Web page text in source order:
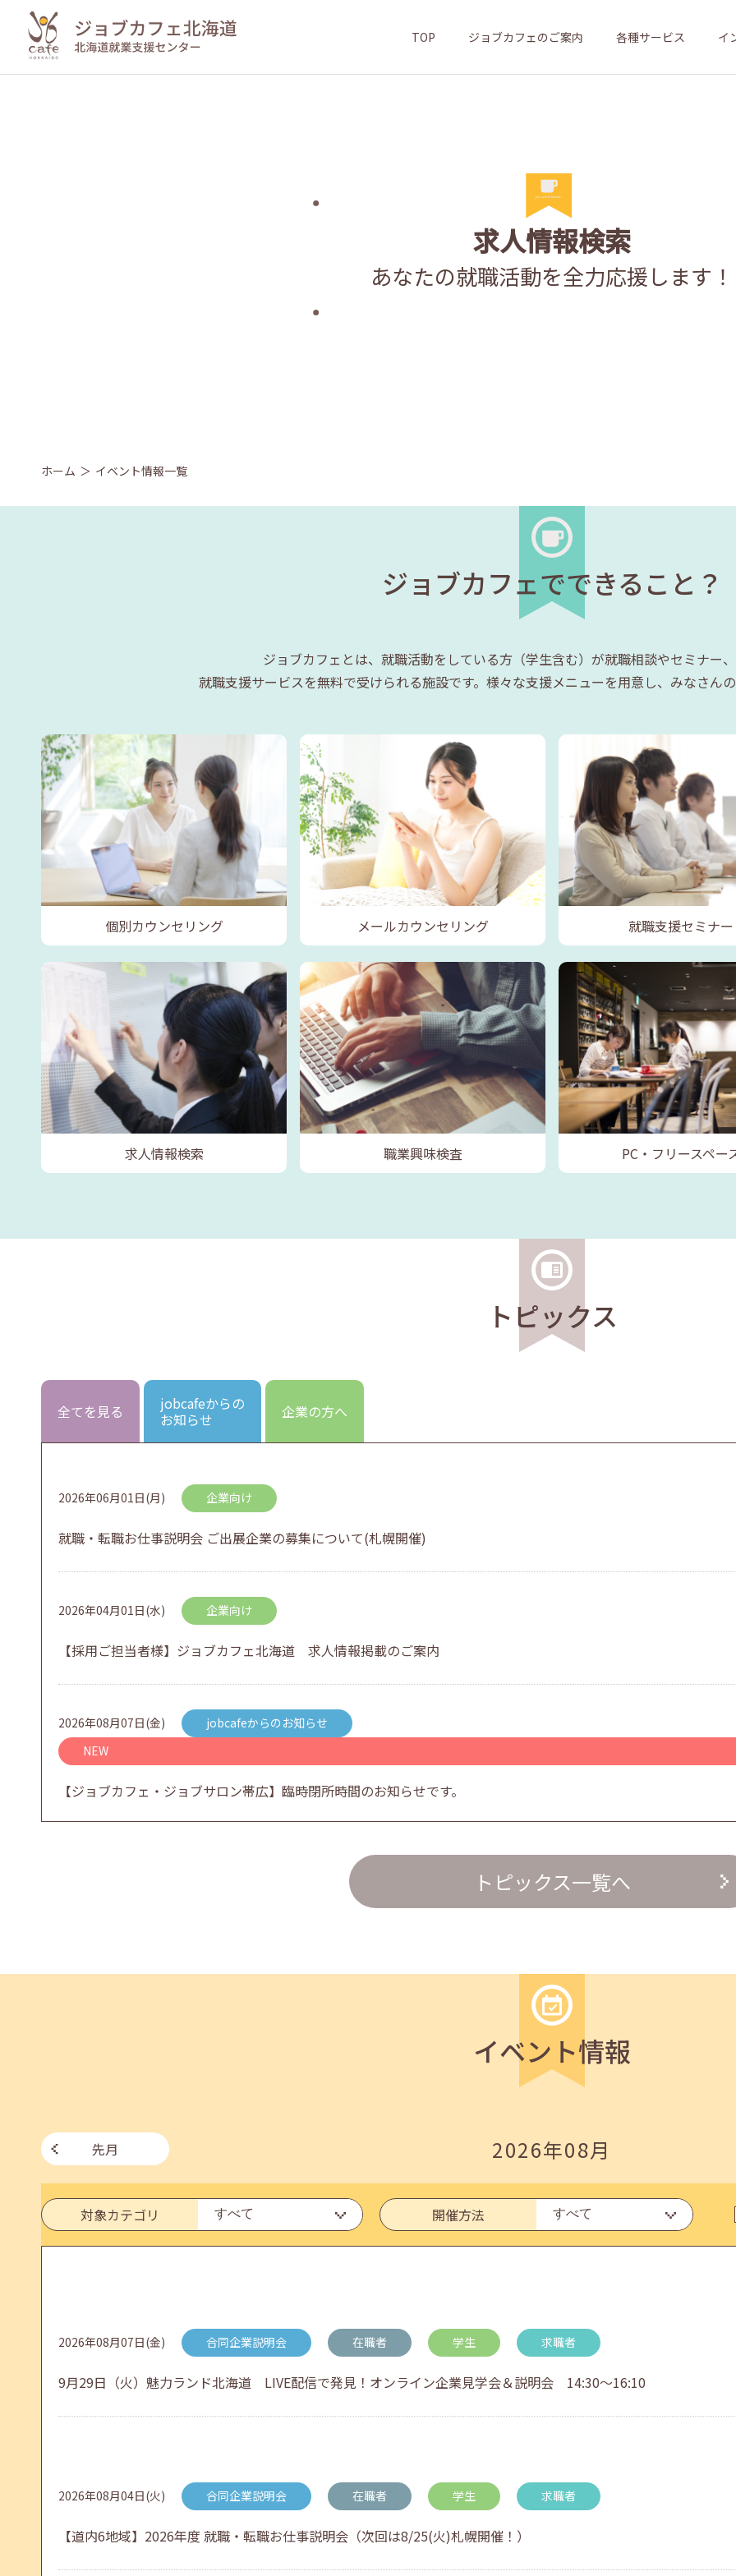
TOP ジョブカフェのご案内 各種サービス イ
求人情報検索
あなたの就職活動を全力応援します！
ホーム イベント情報一覧
ジョブカフェでできること？
ジョブカフェとは、就職活動をしている方（学生含む）が就職相談やセミナー
就職支援サービスを無料で受けられる施設です。様々な支援メニューを用意し、みなさん
個別カウンセリング メールカウンセリング 就職支援セミナー
求人情報検索 職業興味検査 PC・フリースペー
トピックス
全てを見る
jobcafeからの
お知らせ
企業の方へ
2026年06月01日(月) 企業向け
就職・転職お仕事説明会 ご出展企業の募集について(札幌開催)
2026年04月01日(水) 企業向け
【採用ご担当者様】ジョブカフェ北海道 求人情報掲載のご案内
2026年08月07日(金)
jobcafeからのお知らせ
NEW
【ジョブカフェ・ジョブサロン帯広】臨時閉所時間のお知らせです。
2026年07月01日(水) 企業向け
企業様向けセミナー「現場を巻き込む！人事のための『越境人材育成』３ステップ」
7月のセミナー情報を公開いたしました。
2026年06月03日(水) jobcafeからのお知らせ
6月のセミナー情報を公開いたしました。
2026年04月25日(土) jobcafeからのお知らせ
トピックス一覧へ
イベント情報
先月 2026年08月
対象カテゴリ 開催方法
2026年08月07日(金) 合同企業説明会 在職者 学生 求職者
9月29日（火）魅力ランド北海道 LIVE配信で発見！オンライン企業見学会＆説明会 14:30～16:10
2026年08月04日(火) 合同企業説明会 在職者 学生 求職者
【道内6地域】2026年度 就職・転職お仕事説明会（次回は8/25(火)札幌開催！）